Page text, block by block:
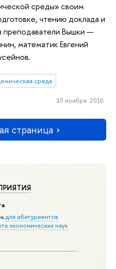
для абитуриентов
экономических наук
среды» своим
чтению доклада и
преподаватели Вышки —
математик Евгений
среда
15 ноября 2016
страница